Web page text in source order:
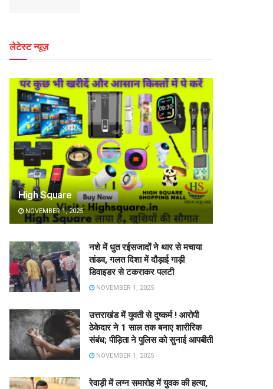
लेटेस्ट न्यूज़
High Square
NOVEMBER 1, 2025
नशे में धुत रईसजादों ने थार से मचाया
तांडव, गलत दिशा में दौड़ाई गाड़ी
डिवाइडर से टकराकर पलटी
NOVEMBER 1, 2025
उत्तराखंड में युवती से दुष्कर्म ! आरोपी
ठेकेदार ने 1 साल तक बनाए शारीरिक
संबंध; पीड़िता ने पुलिस को सुनाई आपबीती
NOVEMBER 1, 2025
रेवाड़ी में लग्न समारोह में युवक की हत्या,